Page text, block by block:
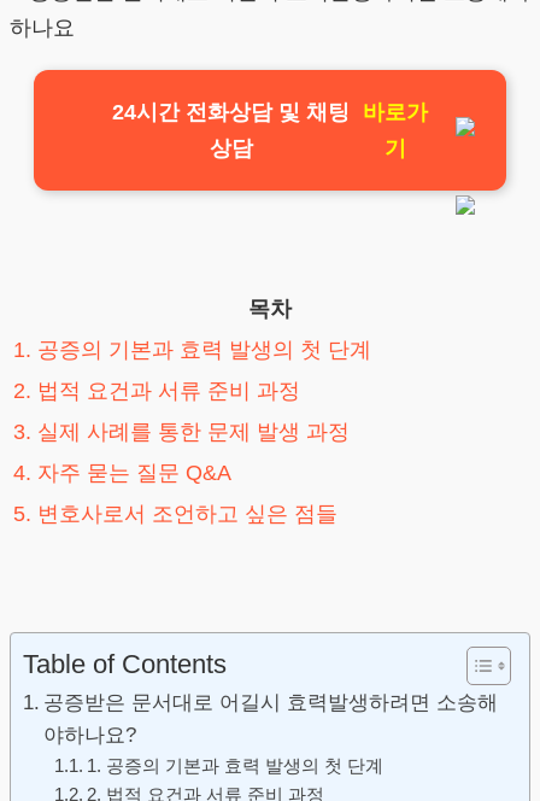
24시간 전화상담 및 채팅
상담
바로가
기
목차
1. 공증의 기본과 효력 발생의 첫 단계
2. 법적 요건과 서류 준비 과정
3. 실제 사례를 통한 문제 발생 과정
4. 자주 묻는 질문 Q&A
5. 변호사로서 조언하고 싶은 점들
Table of Contents
공증받은 문서대로 어길시 효력발생하려면 소송해
야하나요?
1. 공증의 기본과 효력 발생의 첫 단계
2. 법적 요건과 서류 준비 과정